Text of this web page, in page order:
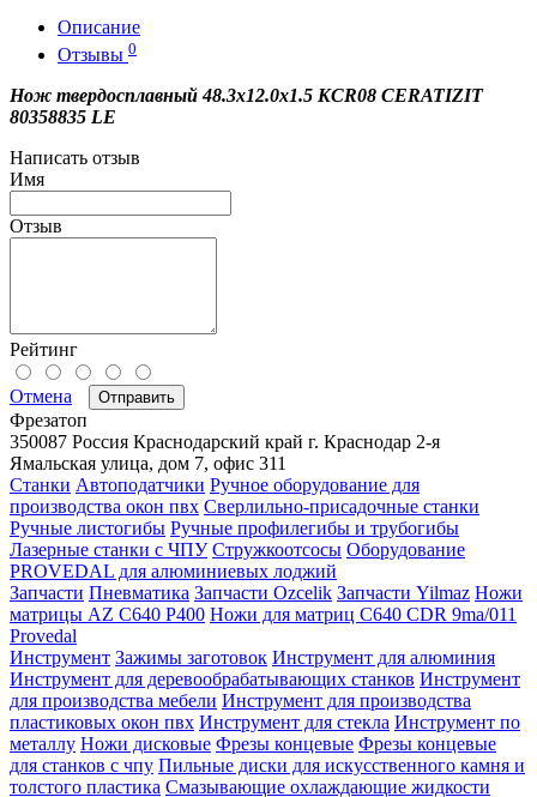
Описание
Отзывы 0
Нож твердосплавный 48.3x12.0x1.5 KCR08 CERATIZIT
80358835 LE
Написать отзыв
Имя
Отзыв
Рейтинг
Отмена Отправить
Фрезатоп
350087 Россия Краснодарский край г. Краснодар 2-я
Ямальская улица, дом 7, офис 311
Станки Автоподатчики Ручное оборудование для
производства окон пвх Сверлильно-присадочные станки
Ручные листогибы Ручные профилегибы и трубогибы
Лазерные станки с ЧПУ Стружкоотсосы Оборудование
PROVEDAL для алюминиевых лоджий
Запчасти Пневматика Запчасти Ozcelik Запчасти Yilmaz Ножи
матрицы AZ C640 P400 Ножи для матриц C640 CDR 9ma/011
Provedal
Инструмент Зажимы заготовок Инструмент для алюминия
Инструмент для деревообрабатывающих станков Инструмент
для производства мебели Инструмент для производства
пластиковых окон пвх Инструмент для стекла Инструмент по
металлу Ножи дисковые Фрезы концевые Фрезы концевые
для станков с чпу Пильные диски для искусственного камня и
толстого пластика Смазывающие охлаждающие жидкости